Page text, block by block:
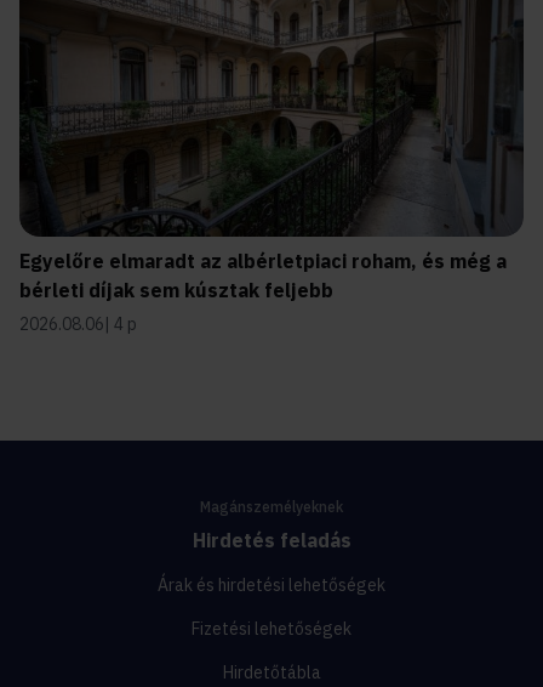
Egyelőre elmaradt az albérletpiaci roham, és még a
bérleti díjak sem kúsztak feljebb
2026.08.06 4 p
Magánszemélyeknek
Hirdetés feladás
Árak és hirdetési lehetőségek
Fizetési lehetőségek
Hirdetőtábla